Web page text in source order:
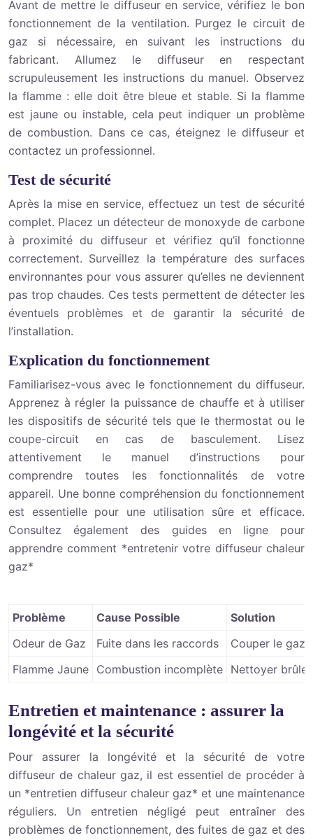
Avant de mettre le diffuseur en service, vérifiez le bon
fonctionnement de la ventilation. Purgez le circuit de
gaz si nécessaire, en suivant les instructions du
fabricant. Allumez le diffuseur en respectant
scrupuleusement les instructions du manuel. Observez
la flamme : elle doit être bleue et stable. Si la flamme
est jaune ou instable, cela peut indiquer un problème
de combustion. Dans ce cas, éteignez le diffuseur et
contactez un professionnel.
Test de sécurité
Après la mise en service, effectuez un test de sécurité
complet. Placez un détecteur de monoxyde de carbone
à proximité du diffuseur et vérifiez qu’il fonctionne
correctement. Surveillez la température des surfaces
environnantes pour vous assurer qu’elles ne deviennent
pas trop chaudes. Ces tests permettent de détecter les
éventuels problèmes et de garantir la sécurité de
l’installation.
Explication du fonctionnement
Familiarisez-vous avec le fonctionnement du diffuseur.
Apprenez à régler la puissance de chauffe et à utiliser
les dispositifs de sécurité tels que le thermostat ou le
coupe-circuit en cas de basculement. Lisez
attentivement le manuel d’instructions pour
comprendre toutes les fonctionnalités de votre
appareil. Une bonne compréhension du fonctionnement
est essentielle pour une utilisation sûre et efficace.
Consultez également des guides en ligne pour
apprendre comment *entretenir votre diffuseur chaleur
gaz*
Problème Cause Possible
Solution
Odeur de Gaz
Fuite dans les raccords
Couper le
Flamme Jaune Combustion incomplète Nettoyer
Entretien et maintenance : assurer la
longévité et la sécurité
Pour assurer la longévité et la sécurité de votre
diffuseur de chaleur gaz, il est essentiel de procéder à
un *entretien diffuseur chaleur gaz* et une maintenance
réguliers. Un entretien négligé peut entraîner des
problèmes de fonctionnement, des fuites de gaz et des